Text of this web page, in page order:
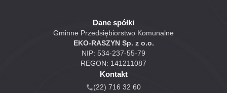
Dane spółki
Gminne Przedsiębiorstwo Komunalne
EKO-RASZYN Sp. z o.o.
NIP: 534-237-55-79
REGON: 141211087
Kontakt
(22) 716 32 60